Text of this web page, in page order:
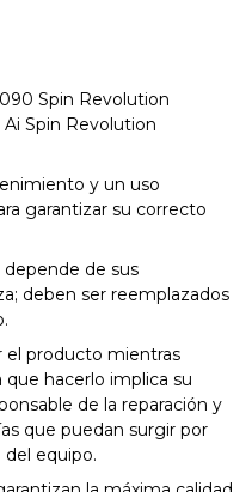
Spin Revolution
Spin Revolution
y un uso
garantizar su correcto
depende de sus
deben ser reemplazados
el producto mientras
hacerlo implica su
de la reparación y
que puedan surgir por
equipo.